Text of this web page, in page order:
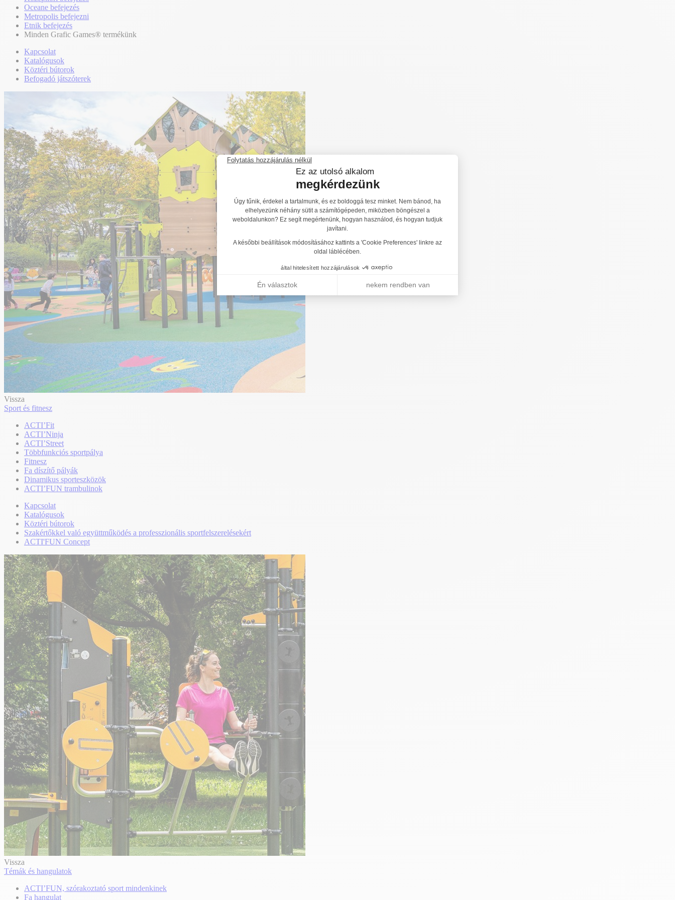
Oceane befejezés
Metropolis befejezni
Etnik befejezés
Minden Grafic Games® termékünk
Kapcsolat
Katalógusok
Köztéri bútorok
Befogadó játszóterek
Vissza
Sport és fitnesz
ACTI’Fit
ACTI’Ninja
ACTI’Street
Többfunkciós sportpálya
Fitnesz
Fa díszítő pályák
Dinamikus sporteszközök
ACTI’FUN trambulinok
Kapcsolat
Katalógusok
Köztéri bútorok
Szakértőkkel való együttműködés a professzionális sportfelszerelésekért
ACTI'FUN Concept
Vissza
Témák és hangulatok
ACTI’FUN, szórakoztató sport mindenkinek
Fa hangulat